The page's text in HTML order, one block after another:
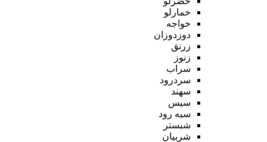
خمارلو
خواجه
دوزدوزان
زرنق
زنوز
سراب
سردرود
سهند
سیس
سیه رود
شبستر
شربیان